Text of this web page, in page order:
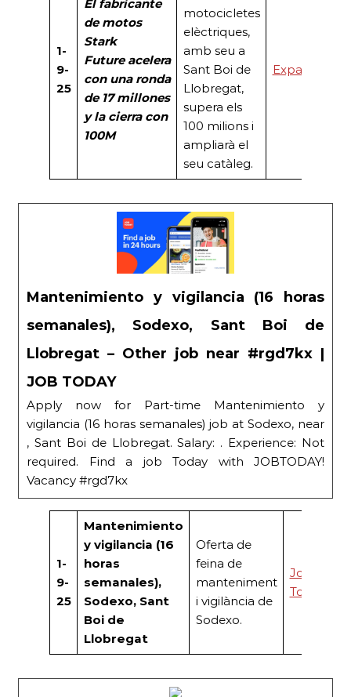
1-
9-
25
El fabricante
de motos
Stark
Futureacelera
con una ronda
de 17 millones
y la cierra con
100M
motocicletes
elèctriques,
amb seu a
Sant Boi de
Llobregat,
supera els
100 milions i
ampliarà el
seu catàleg.
Expansión
Mantenimiento y vigilancia (16 horas
semanales), Sodexo, Sant Boi de
Llobregat – Other job near #rgd7kx |
JOB TODAY
Apply now for Part-time Mantenimiento y
vigilancia (16 horas semanales) job at Sodexo, near
, Sant Boi de Llobregat. Salary: . Experience: Not
required. Find a job Today with JOBTODAY!
Vacancy #rgd7kx
1-
9-
25
Mantenimiento
y vigilancia (16
horas
semanales),
Sodexo, Sant
Boi de
Llobregat
Oferta de
feina de
manteniment
i vigilància de
Sodexo.
Job
Today